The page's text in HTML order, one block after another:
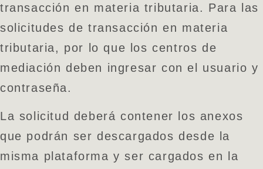
transacción en materia tributaria. Para las
solicitudes de transacción en materia
tributaria, por lo que los centros de
mediación deben ingresar con el usuario y
contraseña.
La solicitud deberá contener los anexos
que podrán ser descargados desde la
misma plataforma y ser cargados en la